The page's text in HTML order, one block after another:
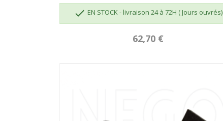
 EN STOCK - livraison 24 à 72H ( Jours ouvrés)
62,70 €